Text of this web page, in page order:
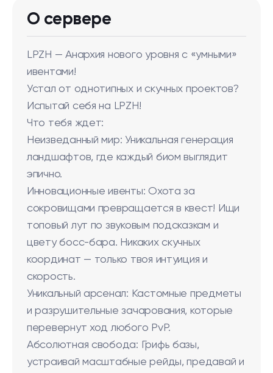
О сервере
LPZH — Анархия нового уровня с «умными»
ивентами!
Устал от однотипных и скучных проектов?
Испытай себя на LPZH!
Что тебя ждет:
Неизведанный мир: Уникальная генерация
ландшафтов, где каждый биом выглядит
эпично.
Инновационные ивенты: Охота за
сокровищами превращается в квест! Ищи
топовый лут по звуковым подсказкам и
цвету босс-бара. Никаких скучных
координат — только твоя интуиция и
скорость.
Уникальный арсенал: Кастомные предметы
и разрушительные зачарования, которые
перевернут ход любого PvP.
Абсолютная свобода: Грифь базы,
устраивай масштабные рейды, предавай и